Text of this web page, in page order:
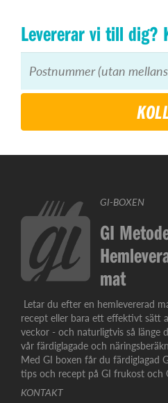
Levererar vi till dig?
GI-BOXEN
GI
mat
Letar du efter en hemlevererad
recept eller bara ett effektivt sätt
veckor - och naturligtvis så länge
vår färdiglagade och
Med GI boxen får du färdiglagad
tips och recept på GI frukost och
KONTAKT